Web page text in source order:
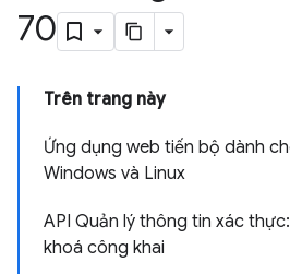
70
Trên trang này
Ứng dụng web tiến bộ dành
Windows và Linux
API Quản lý thông tin xác
khoá công khai